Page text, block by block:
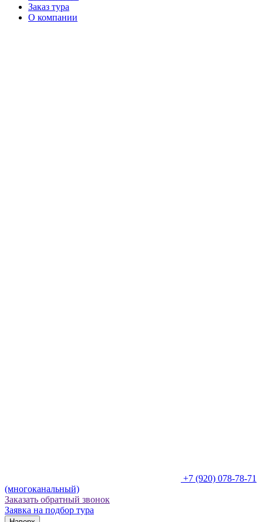
Заказ тура
О компании
+7 (920) 078-78-71
(многоканальный)
Заказать обратный звонок
Заявка на подбор тура